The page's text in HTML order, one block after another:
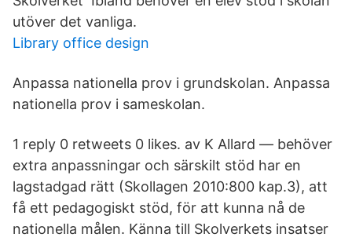
utöver det vanliga.
Library office design
Anpassa nationella prov i grundskolan. Anpassa
nationella prov i sameskolan.
1 reply 0 retweets 0 likes. av K Allard — behöver
extra anpassningar och särskilt stöd har en
lagstadgad rätt (Skollagen 2010:800 kap.3), att
få ett pedagogiskt stöd, för att kunna nå de
nationella målen. Känna till Skolverkets insatser